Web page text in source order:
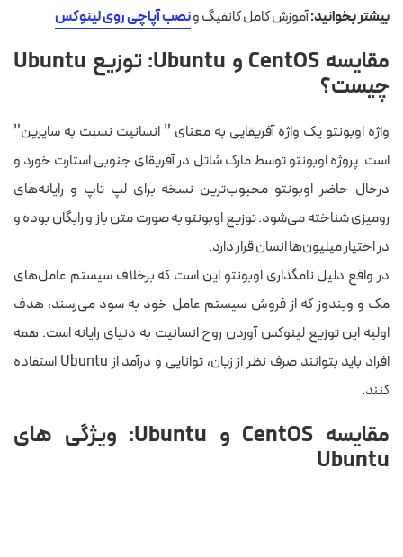
بیشتر بخوانید:آموزش کامل کانفیگ ونصب آپاچی روی لینوکس
مقایسه CentOS و Ubuntu: توزیع Ubuntu
چیست؟
واژه اوبونتو یک واژه آفریقایی به معنای ” انسانیت نسبت به سایرین”
است. پروژه اوبونتو توسط مارک شاتل در آفریقای جنوبی استارت خورد و
درحال حاضر اوبونتو محبوب‌ترین نسخه برای لپ تاپ و رایانه‌های
رومیزی شناخته می‌شود. توزیع اوبونتو به صورت متن باز و رایگان بوده و
در اختیار میلیون‌ها انسان قرار دارد.
در واقع دلیل نامگذاری اوبونتو این است که برخلاف سیستم عامل‌های
مک و ویندوز که از فروش سیستم عامل خود به سود می‌رسند، هدف
اولیه این توزیع لینوکس آوردن روح انسانیت به دنیای رایانه است. همه
افراد باید بتوانند صرف نظر از زبان، توانایی و درآمد از Ubuntu استفاده
کنند.
مقایسه CentOS و Ubuntu: ویژگی های
Ubuntu